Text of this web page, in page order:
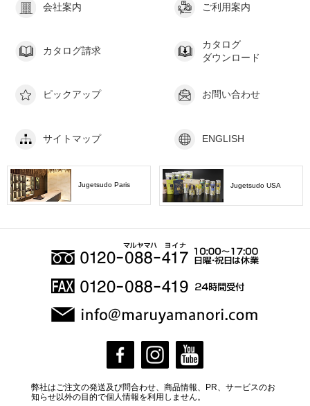
会社案内 ご利用案内
カタログ請求
カタログ
ダウンロード
ピックアップ お問い合わせ
サイトマップ ENGLISH
Jugetsudo Paris Jugetsudo USA
弊社はご注文の発送及び問合わせ、商品情報、PR、サービスのお
知らせ以外の目的で個人情報を利用しません。